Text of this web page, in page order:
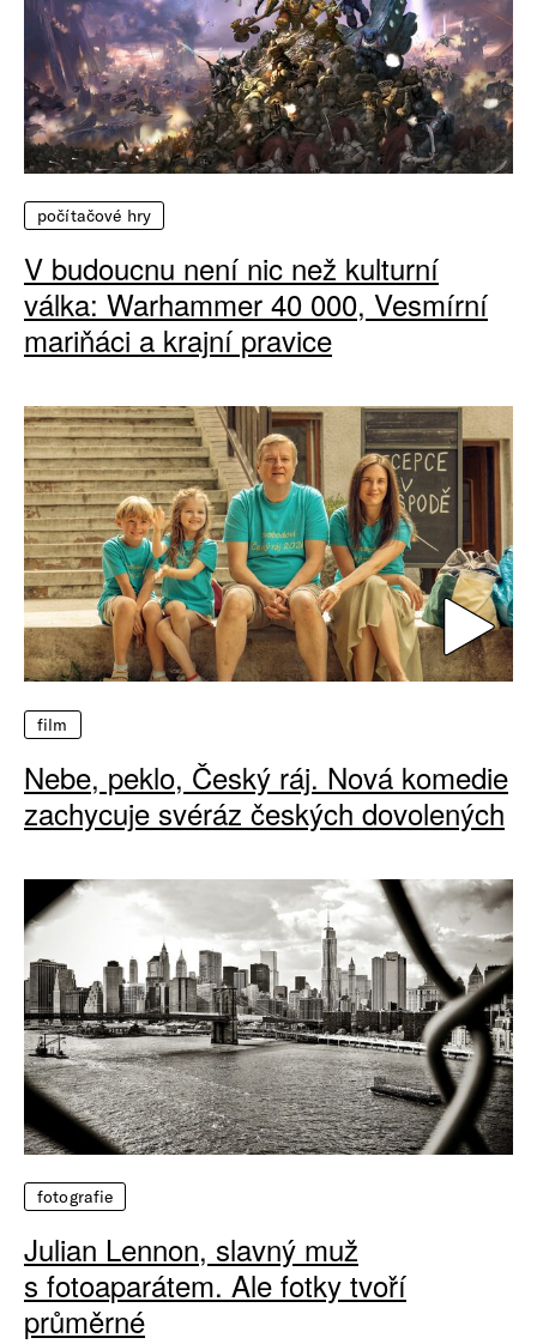
počítačové hry
V budoucnu není nic než kulturní
válka: Warhammer 40 000, Vesmírní
mariňáci a krajní pravice
film
Nebe, peklo, Český ráj. Nová komedie
zachycuje svéráz českých dovolených
fotografie
Julian Lennon, slavný muž
s fotoaparátem. Ale fotky tvoří
průměrné